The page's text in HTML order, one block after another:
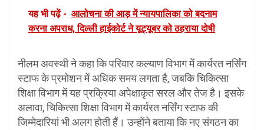
यह भी पढ़ें - आलोचना की आड़ में न्यायपालिका को बदनाम
करना अपराध, दिल्ली हाईकोर्ट ने यूट्यूबर को ठहराया दोषी
नीलम अवस्थी ने कहा कि परिवार कल्याण विभाग में कार्यरत नर्सिंग
स्टाफ के प्रमोशन में अधिक समय लगता है, जबकि चिकित्सा
शिक्षा विभाग में यह प्रक्रिया अपेक्षाकृत सरल और तेज है। इसके
अलावा, चिकित्सा शिक्षा विभाग में कार्यरत नर्सिंग स्टाफ की
जिम्मेदारियां भी अलग होती हैं। उन्होंने बताया कि नए संगठन का